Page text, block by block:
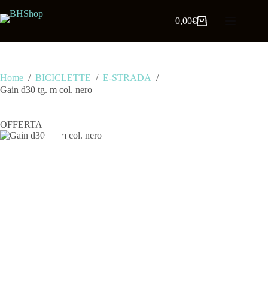
0,00€
Home / BICICLETTE / E-STRADA /
Gain d30 tg. m col. nero
OFFERTA